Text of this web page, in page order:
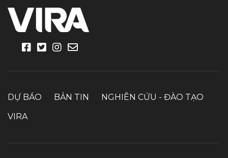
DỰ BÁO BẢN TIN
NGHIÊN CỨU - ĐÀO TẠO
VIRA